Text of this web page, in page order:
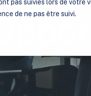
pas suivies lors de votre
de ne pas être suivi.